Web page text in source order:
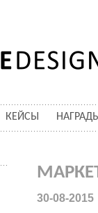
КЕЙСЫ
30-08-2015